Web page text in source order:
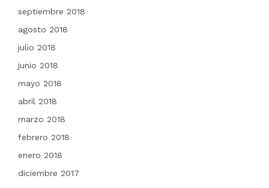
septiembre 2018
agosto 2018
julio 2018
junio 2018
mayo 2018
abril 2018
marzo 2018
febrero 2018
enero 2018
diciembre 2017